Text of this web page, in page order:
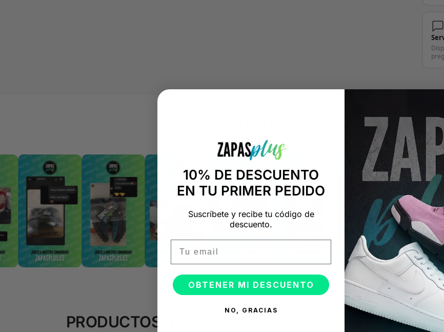
+14.000 PERSONAS CONFÍAN EN
"Consulta nuestras reseñas y compruébalo tú mismo"
PRODUCTOS RELACIONADOS
10% DE DESCUENTO
EN TU PRIMER PEDIDO
Suscríbete y recibe tu código de
descuento.
OBTENER MI DESCUENTO
NO, GRACIAS